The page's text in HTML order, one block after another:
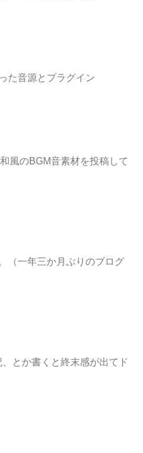
た音源とプラグイン
風のBGM音素材を投稿して
（一年三か月ぶりのブログ
、とか書くと終末感が出てド